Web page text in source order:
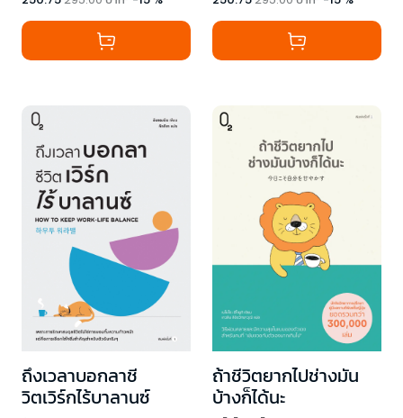
ถึงเวลาบอกลาชี
วิตเวิร์กไร้บาลานซ์
ถ้าชีวิตยากไปช่างมัน
บ้างก็ได้นะ